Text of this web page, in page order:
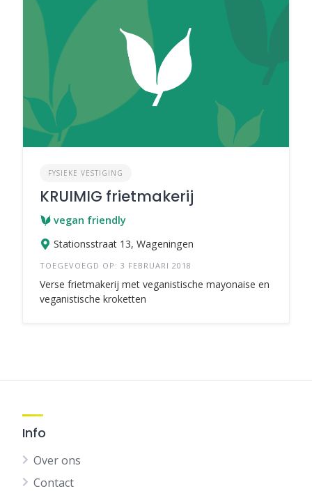
FYSIEKE VESTIGING
KRUIMIG frietmakerij
vegan friendly
Stationsstraat 13, Wageningen
TOEGEVOEGD OP: 3 FEBRUARI 2018
Verse frietmakerij met veganistische mayonaise en
veganistische kroketten
Info
Over ons
Contact